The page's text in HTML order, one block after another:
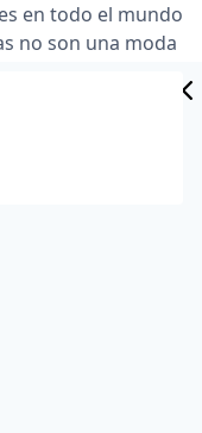
en todo el mundo
no son una moda
incluso a costa
…